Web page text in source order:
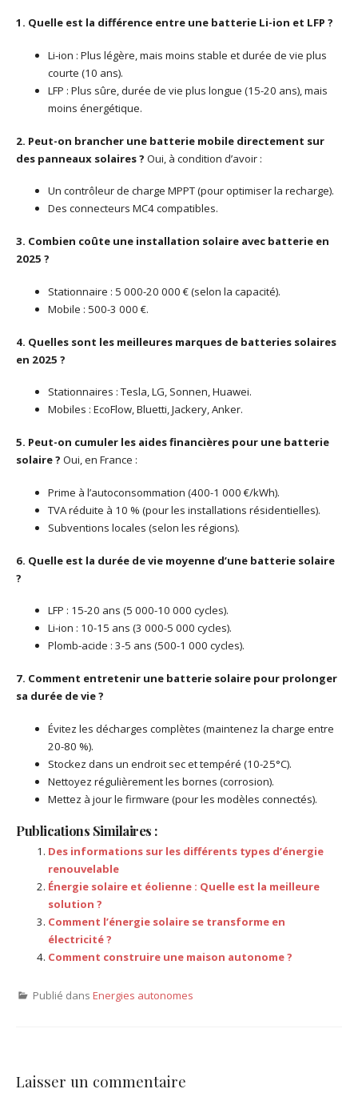
1. Quelle est la différence entre une batterie Li-ion et LFP ?
Li-ion : Plus légère, mais moins stable et durée de vie plus
courte (10 ans).
LFP : Plus sûre, durée de vie plus longue (15-20 ans), mais
moins énergétique.
2. Peut-on brancher une batterie mobile directement sur
des panneaux solaires ? Oui, à condition d’avoir :
Un contrôleur de charge MPPT (pour optimiser la recharge).
Des connecteurs MC4 compatibles.
3. Combien coûte une installation solaire avec batterie en
2025 ?
Stationnaire : 5 000-20 000 € (selon la capacité).
Mobile : 500-3 000 €.
4. Quelles sont les meilleures marques de batteries solaires
en 2025 ?
Stationnaires : Tesla, LG, Sonnen, Huawei.
Mobiles : EcoFlow, Bluetti, Jackery, Anker.
5. Peut-on cumuler les aides financières pour une batterie
solaire ? Oui, en France :
Prime à l’autoconsommation (400-1 000 €/kWh).
TVA réduite à 10 % (pour les installations résidentielles).
Subventions locales (selon les régions).
6. Quelle est la durée de vie moyenne d’une batterie solaire
?
LFP : 15-20 ans (5 000-10 000 cycles).
Li-ion : 10-15 ans (3 000-5 000 cycles).
Plomb-acide : 3-5 ans (500-1 000 cycles).
7. Comment entretenir une batterie solaire pour prolonger
sa durée de vie ?
Évitez les décharges complètes (maintenez la charge entre
20-80 %).
Stockez dans un endroit sec et tempéré (10-25°C).
Nettoyez régulièrement les bornes (corrosion).
Mettez à jour le firmware (pour les modèles connectés).
Publications Similaires :
Des informations sur les différents types d’énergie
renouvelable
Énergie solaire et éolienne : Quelle est la meilleure
solution ?
Comment l’énergie solaire se transforme en
électricité ?
Comment construire une maison autonome ?
Publié dans Energies autonomes
Laisser un commentaire